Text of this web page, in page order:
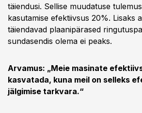
täiendusi. Sellise muudatuse
kasutamise efektiivsus 20%. Lisaks
täiendavad plaanipärased
sundasendis olema ei peaks.
Arvamus: „Meie masinate
kasvatada, kuna meil on selleks
jälgimise tarkvara.“